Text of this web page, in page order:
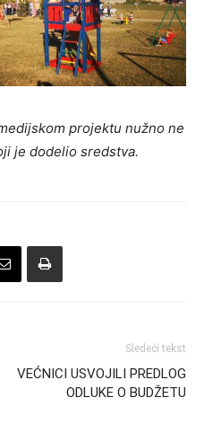
projektu nužno ne
je dodelio sredstva.
Sledeći tekst
VEĆNICI USVOJILI PREDLOG
ODLUKE O BUDŽETU